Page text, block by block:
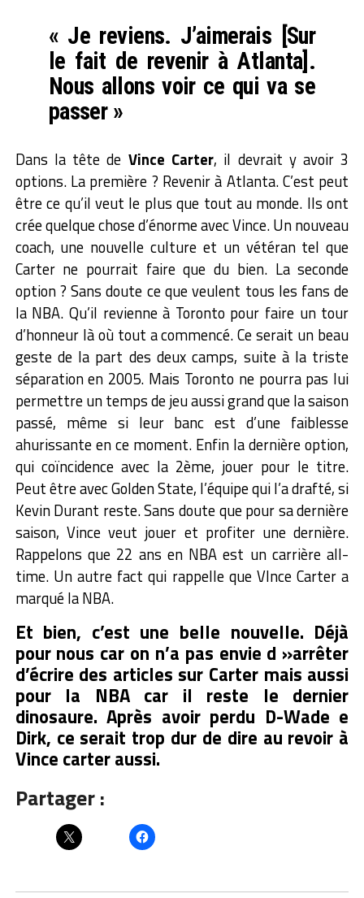
« Je reviens. J’aimerais [Sur
le fait de revenir à Atlanta].
Nous allons voir ce qui va se
passer »
Dans la tête de Vince Carter, il devrait y avoir 3
options. La première ? Revenir à Atlanta. C’est peut
être ce qu’il veut le plus que tout au monde. Ils ont
crée quelque chose d’énorme avec Vince. Un nouveau
coach, une nouvelle culture et un vétéran tel que
Carter ne pourrait faire que du bien. La seconde
option ? Sans doute ce que veulent tous les fans de
la NBA. Qu’il revienne à Toronto pour faire un tour
d’honneur là où tout a commencé. Ce serait un beau
geste de la part des deux camps, suite à la triste
séparation en 2005. Mais Toronto ne pourra pas lui
permettre un temps de jeu aussi grand que la saison
passé, même si leur banc est d’une faiblesse
ahurissante en ce moment. Enfin la dernière option,
qui coïncidence avec la 2ème, jouer pour le titre.
Peut être avec Golden State, l’équipe qui l’a drafté, si
Kevin Durant reste. Sans doute que pour sa dernière
saison, Vince veut jouer et profiter une dernière.
Rappelons que 22 ans en NBA est un carrière all-
time. Un autre fact qui rappelle que VInce Carter a
marqué la NBA.
Et bien, c’est une belle nouvelle. Déjà
pour nous car on n’a pas envie d »arrêter
d’écrire des articles sur Carter mais aussi
pour la NBA car il reste le dernier
dinosaure. Après avoir perdu D-Wade e
Dirk, ce serait trop dur de dire au revoir à
Vince carter aussi.
Partager :